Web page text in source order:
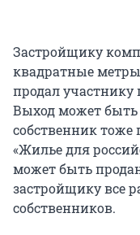
Застройщику
квадратные
продал участнику
Выход может быть
собственник тоже
«Жилье для
может быть
застройщику все
собственников.